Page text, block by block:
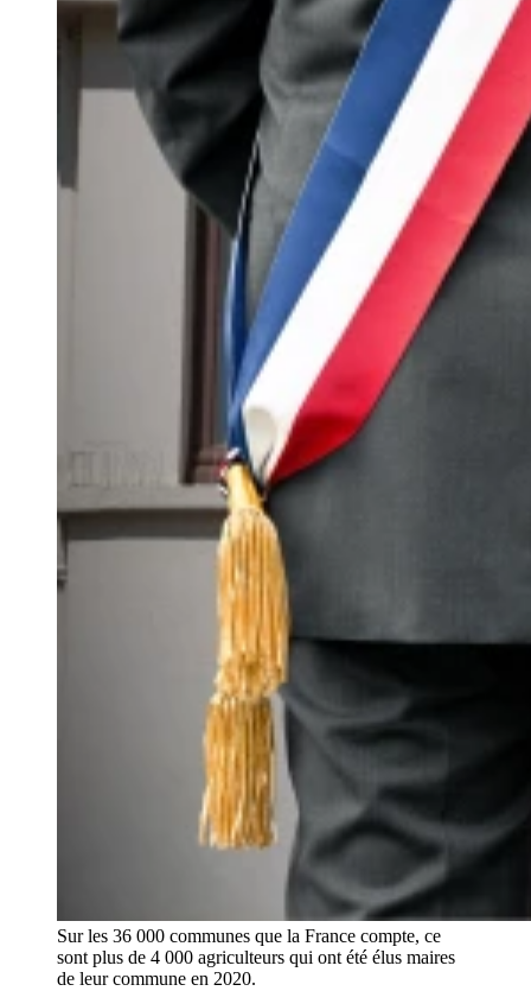
Sur les 36 000 communes que la France compte, ce
sont plus de 4 000 agriculteurs qui ont été élus maires
de leur commune en 2020.